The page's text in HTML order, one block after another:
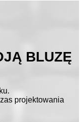
BLUZĘ
projektowania